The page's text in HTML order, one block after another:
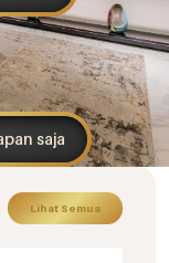
saja
Lihat Semua